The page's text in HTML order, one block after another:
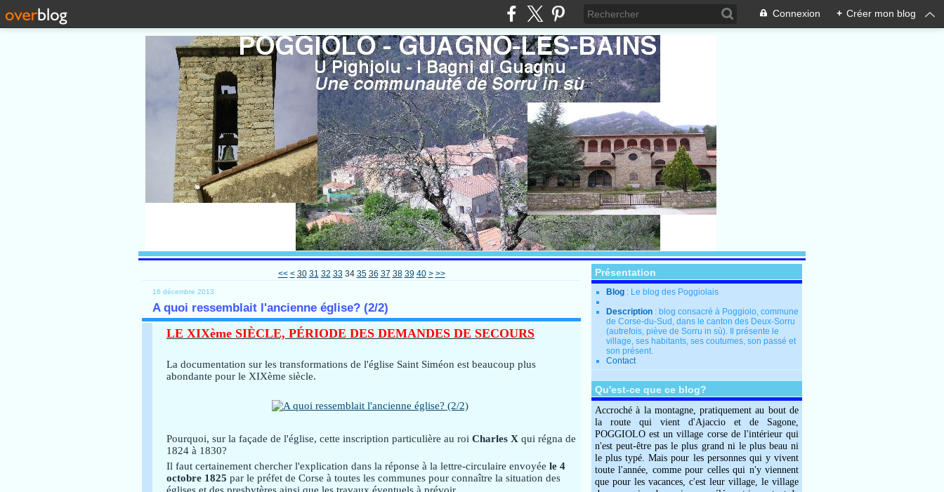
Connexion + Créer mon blog
<< < 10
20
30 31 32 33 34 35 36 37 38 39 40 > >>
16 décembre 2013
A quoi ressemblait l'ancienne église? (2/2)
LE XIXème SIÈCLE, PÉRIODE DES DEMANDES DE SECOURS
La documentation sur les transformations de l'église Saint Siméon est beaucoup plus
abondante pour le XIXème siècle.
Pourquoi, sur la façade de l'église, cette inscription particulière au roi Charles X qui régna de
1824 à 1830?
Il faut certainement chercher l'explication dans la réponse à la lettre-circulaire envoyée le 4
octobre 1825 par le préfet de Corse à toutes les communes pour connaître la situation des
Présentation
Blog : Le blog des Poggiolais
Description : blog consacré à Poggiolo, commune
de Corse-du-Sud, dans le canton des Deux-Sorru
(autrefois, piève de Sorru in sù). Il présente le
village, ses habitants, ses coutumes, son passé et
son présent.
Contact
Qu'est-ce que ce blog?
Accroché à la montagne, pratiquement au bout de
la route qui vient d'Ajaccio et de Sagone,
POGGIOLO est un village corse de l'intérieur qui
n'est peut-être pas le plus grand ni le plus beau ni
le plus typé. Mais pour les personnes qui y vivent
toute l'année, comme pour celles qui n'y viennent
que pour les vacances, c'est leur village, le village